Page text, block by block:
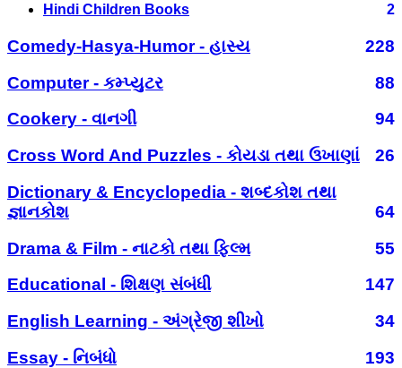
Hindi Children Books 2
Comedy-Hasya-Humor - હાસ્ય
228
Computer - કમ્પ્યુટર
88
Cookery - વાનગી
94
Cross Word And Puzzles - કોયડા તથા ઉખાણાં
26
Dictionary & Encyclopedia - શબ્દકોશ તથા
જ્ઞાનકોશ
64
Drama & Film - નાટકો તથા ફિલ્મ
55
Educational - શિક્ષણ સંબંધી
147
English Learning - અંગ્રેજી શીખો
34
Essay - નિબંધો
193